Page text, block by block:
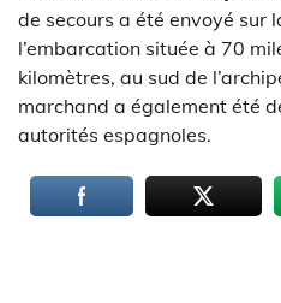
de secours a été envoyé sur
l’embarcation située à 70
kilomètres, au sud de
marchand a également été
autorités espagnoles.